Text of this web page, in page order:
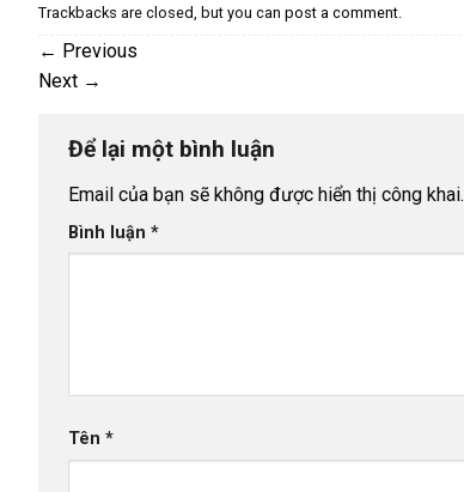
Trackbacks are closed, but you can post a comment.
← Previous
Next →
Để lại một bình luận
Email của bạn sẽ không được hiển thị công khai.
Bình luận *
Tên *